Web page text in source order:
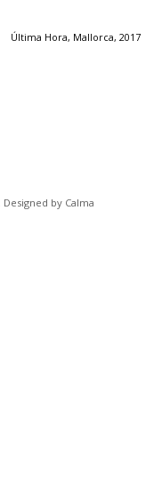
Última Hora, Mallorca, 2017
by Calma